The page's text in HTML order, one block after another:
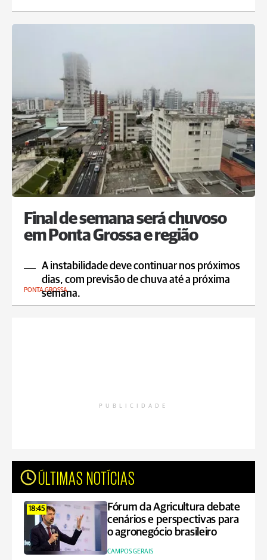
Final de semana será chuvoso
em Ponta Grossa e região
A instabilidade deve continuar nos próximos
dias, com previsão de chuva até a próxima
semana.
PONTA GROSSA
PUBLICIDADE
ÚLTIMAS NOTÍCIAS
18:45
Fórum da Agricultura debate
cenários e perspectivas para
o agronegócio brasileiro
CAMPOS GERAIS